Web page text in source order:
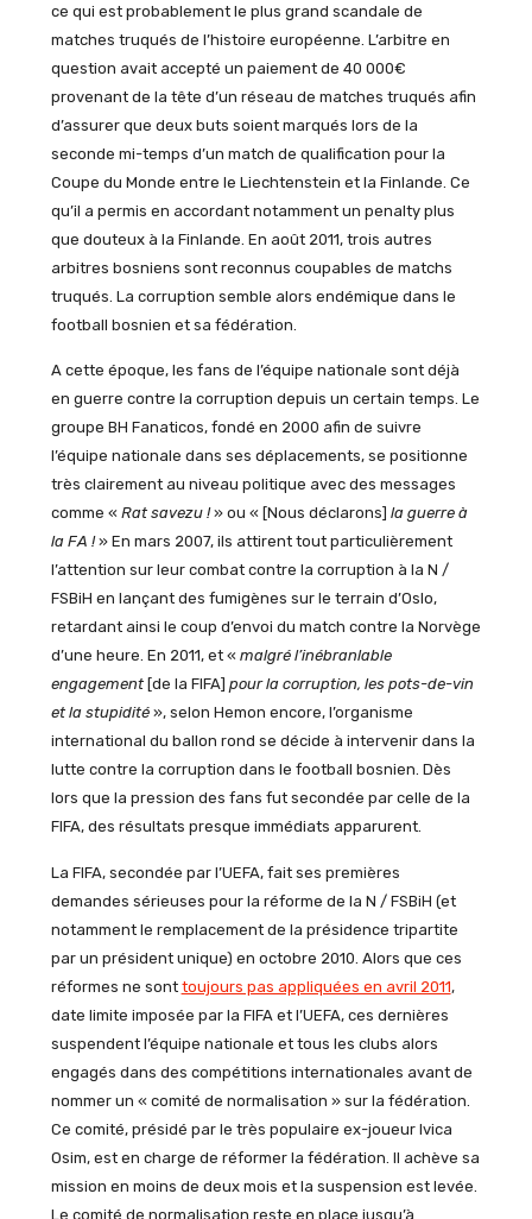
ce qui est probablement le plus grand scandale de
matches truqués de l’histoire européenne. L’arbitre en
question avait accepté un paiement de 40 000€
provenant de la tête d’un réseau de matches truqués afin
d’assurer que deux buts soient marqués lors de la
seconde mi-temps d’un match de qualification pour la
Coupe du Monde entre le Liechtenstein et la Finlande. Ce
qu’il a permis en accordant notamment un penalty plus
que douteux à la Finlande. En août 2011, trois autres
arbitres bosniens sont reconnus coupables de matchs
truqués. La corruption semble alors endémique dans le
football bosnien et sa fédération.
A cette époque, les fans de l’équipe nationale sont déjà
en guerre contre la corruption depuis un certain temps. Le
groupe BH Fanaticos, fondé en 2000 afin de suivre
l’équipe nationale dans ses déplacements, se positionne
très clairement au niveau politique avec des messages
comme « Rat savezu !» ou « [Nous déclarons] la guerre à
la FA !» En mars 2007, ils attirent tout particulièrement
l’attention sur leur combat contre la corruption à la N /
FSBiH en lançant des fumigènes sur le terrain d’Oslo,
retardant ainsi le coup d’envoi du match contre la Norvège
d’une heure. En 2011, et « malgré l’inébranlable
engagement [de la FIFA] pour la corruption, les pots-de-vin
et la stupidité», selon Hemon encore, l’organisme
international du ballon rond se décide à intervenir dans la
lutte contre la corruption dans le football bosnien. Dès
lors que la pression des fans fut secondée par celle de la
FIFA, des résultats presque immédiats apparurent.
La FIFA, secondée par l’UEFA, fait ses premières
demandes sérieuses pour la réforme de la N / FSBiH (et
notamment le remplacement de la présidence tripartite
par un président unique) en octobre 2010. Alors que ces
réformes ne sont toujours pas appliquées en avril 2011,
date limite imposée par la FIFA et l’UEFA, ces dernières
suspendent l’équipe nationale et tous les clubs alors
engagés dans des compétitions internationales avant de
nommer un « comité de normalisation » sur la fédération.
Ce comité, présidé par le très populaire ex-joueur Ivica
Osim, est en charge de réformer la fédération. Il achève sa
mission en moins de deux mois et la suspension est levée.
Le comité de normalisation reste en place jusqu’à